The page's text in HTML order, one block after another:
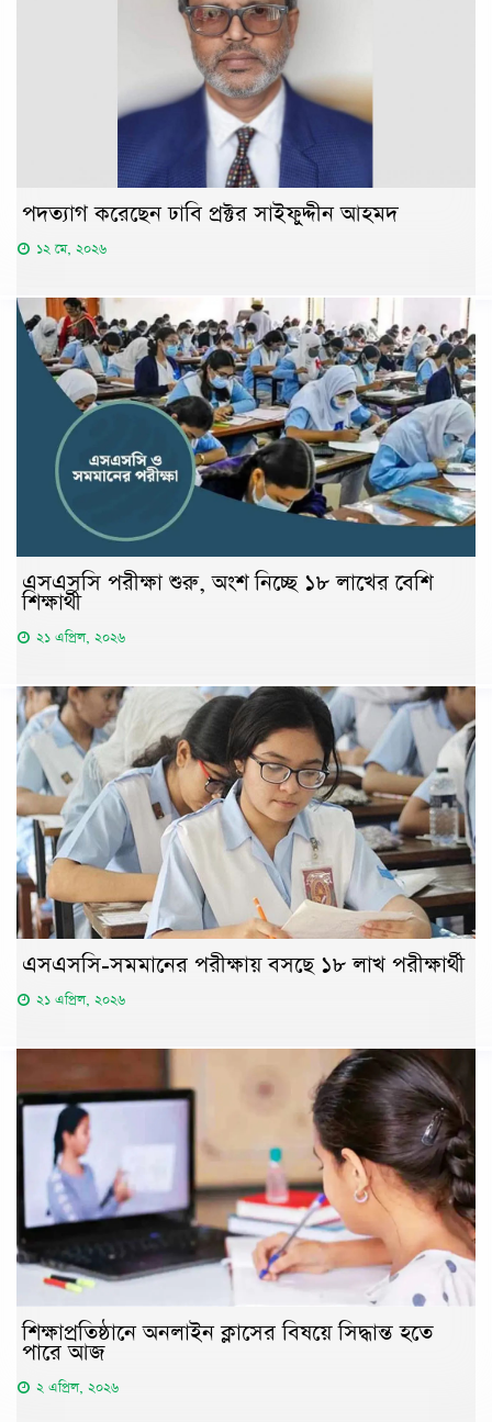
পদত্যাগ করেছেন ঢাবি প্রক্টর সাইফুদ্দীন আহমদ
১২ মে, ২০২৬
এসএসসি পরীক্ষা শুরু, অংশ নিচ্ছে ১৮ লাখের বেশি
শিক্ষার্থী
২১ এপ্রিল, ২০২৬
এসএসসি-সমমানের পরীক্ষায় বসছে ১৮ লাখ পরীক্ষার্থী
২১ এপ্রিল, ২০২৬
শিক্ষাপ্রতিষ্ঠানে অনলাইন ক্লাসের বিষয়ে সিদ্ধান্ত হতে
পারে আজ
২ এপ্রিল, ২০২৬